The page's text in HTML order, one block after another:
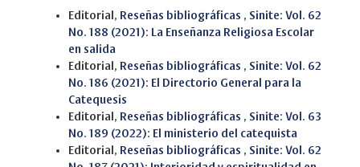
Editorial, Reseñas bibliográficas , Sinite: Vol. 62
No. 188 (2021): La Enseñanza Religiosa Escolar
en salida
Editorial, Reseñas bibliográficas , Sinite: Vol. 62
No. 186 (2021): El Directorio General para la
Catequesis
Editorial, Reseñas bibliográficas , Sinite: Vol. 63
No. 189 (2022): El ministerio del catequista
Editorial, Reseñas bibliográficas , Sinite: Vol. 62